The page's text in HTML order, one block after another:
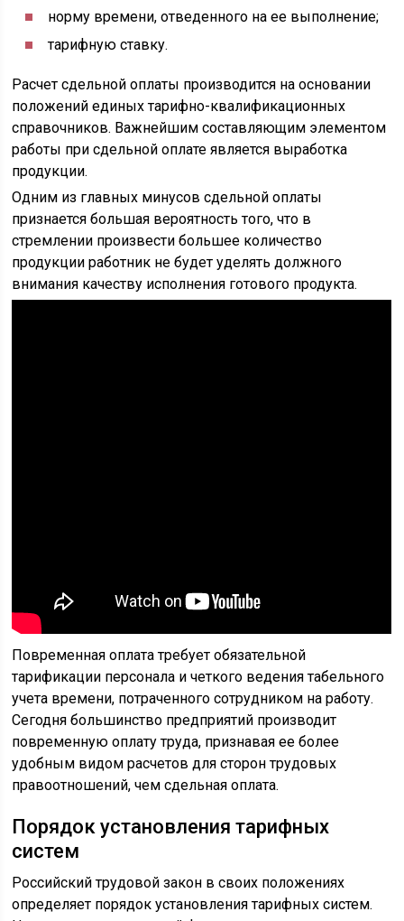
норму времени, отведенного на ее выполнение;
тарифную ставку.
Расчет сдельной оплаты производится на основании
положений единых тарифно-квалификационных
справочников. Важнейшим составляющим элементом
работы при сдельной оплате является выработка
продукции.
Одним из главных минусов сдельной оплаты
признается большая вероятность того, что в
стремлении произвести большее количество
продукции работник не будет уделять должного
внимания качеству исполнения готового продукта.
Повременная оплата требует обязательной
тарификации персонала и четкого ведения табельного
учета времени, потраченного сотрудником на работу.
Сегодня большинство предприятий производит
повременную оплату труда, признавая ее более
удобным видом расчетов для сторон трудовых
правоотношений, чем сдельная оплата.
Порядок установления тарифных
систем
Российский трудовой закон в своих положениях
определяет порядок установления тарифных систем.